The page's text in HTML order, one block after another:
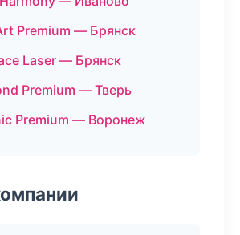
Premium — Брянск
Laser — Брянск
Premium — Тверь
Premium — Воронеж